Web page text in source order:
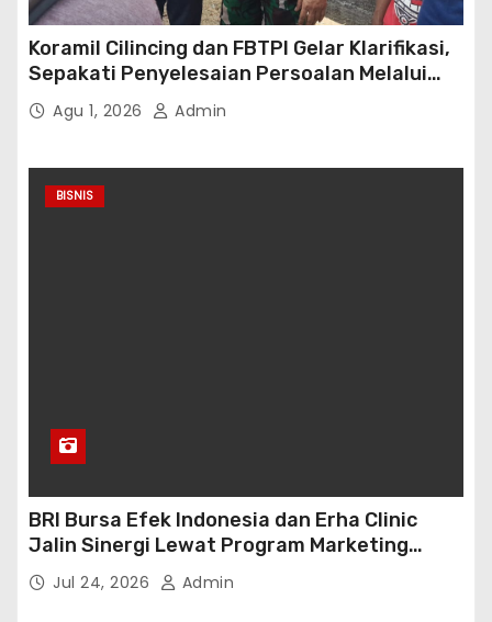
Koramil Cilincing dan FBTPI Gelar Klarifikasi,
Sepakati Penyelesaian Persoalan Melalui
DialogAgu 1, 2026 Admin
BISNIS
BRI Bursa Efek Indonesia dan Erha Clinic
Jalin Sinergi Lewat Program Marketing
Kolaborasi
Jul 24, 2026 Admin